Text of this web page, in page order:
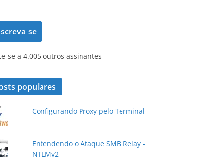
se
se a 4.005 outros assinantes
populares
Configurando Proxy pelo Terminal
Entendendo o Ataque SMB Relay -
NTLMv2